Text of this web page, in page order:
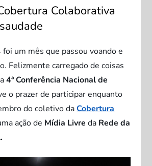
Colaborativa
um mês que passou voando e
Felizmente carregado de coisas
a4ª Conferência Nacional de
o prazer de participar enquanto
do coletivo daCobertura
ação de Mídia Livre da Rede da